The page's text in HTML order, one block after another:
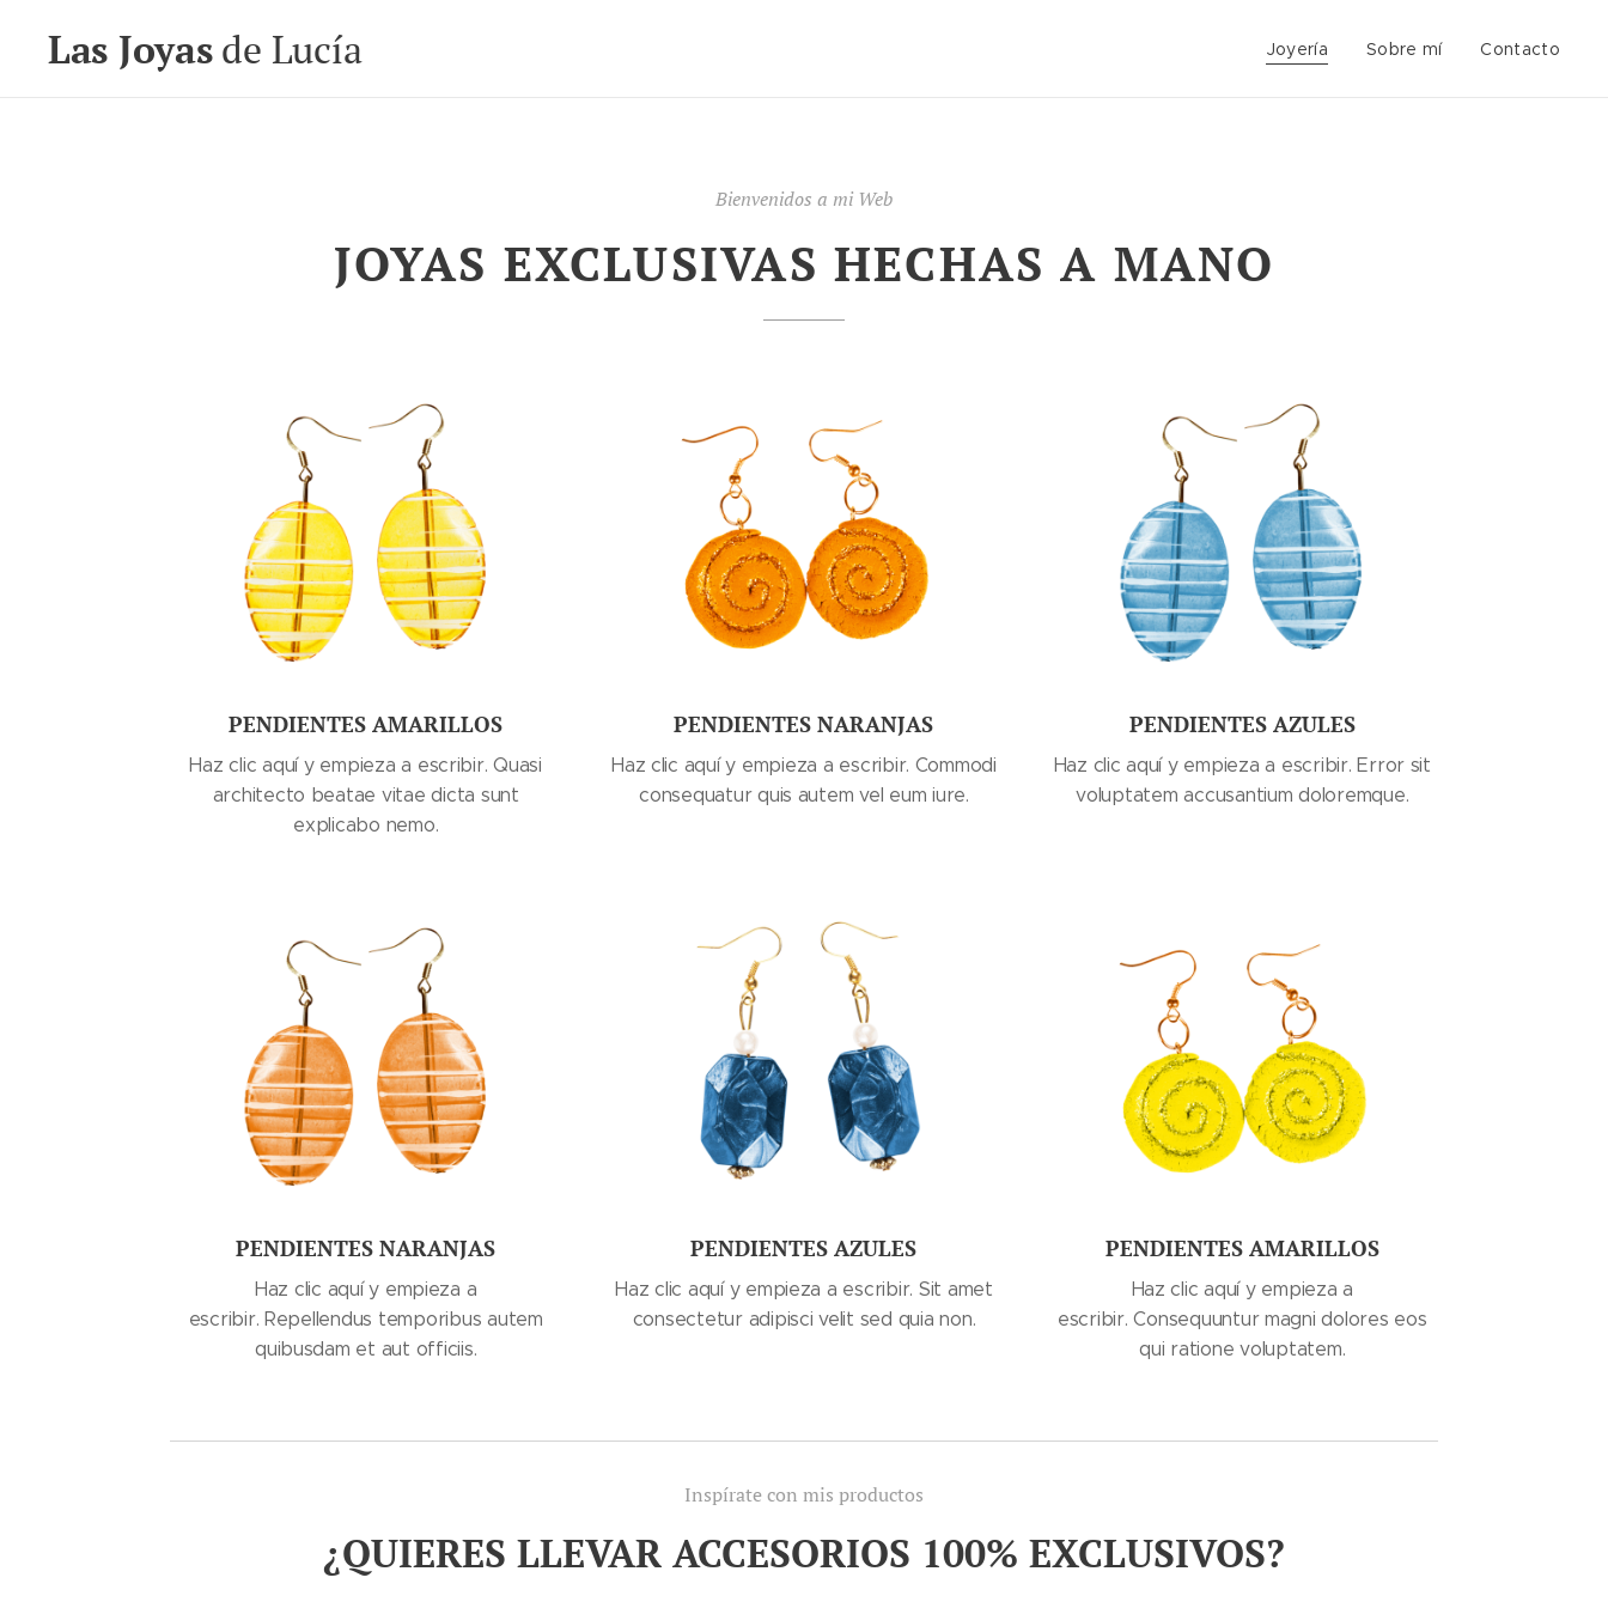
Las Joyasde Lucía Joyería Sobre mí Contacto
Bienvenidos a mi Web
JOYAS EXCLUSIVAS HECHAS A MANO
PENDIENTES AMARILLOS
Haz clic aquí y empieza a escribir. Quasi
architecto beatae vitae dicta sunt
explicabo nemo.
PENDIENTES NARANJAS
Haz clic aquí y empieza a escribir. Commodi
consequatur quis autem vel eum iure.
PENDIENTES AZULES
Haz clic aquí y empieza a escribir. Error sit
voluptatem accusantium doloremque.
PENDIENTES NARANJAS
Haz clic aquí y empieza a
escribir. Repellendus temporibus autem
quibusdam et aut officiis.
PENDIENTES AZULES
Haz clic aquí y empieza a escribir. Sit amet
consectetur adipisci velit sed quia non.
PENDIENTES AMARILLOS
Haz clic aquí y empieza a
escribir. Consequuntur magni dolores eos
qui ratione voluptatem.
Inspírate con mis productos
¿QUIERES LLEVAR ACCESORIOS 100% EXCLUSIVOS?